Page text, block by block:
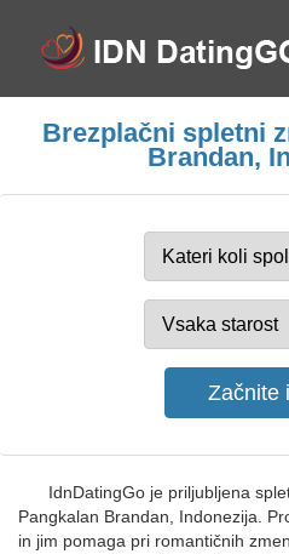
Brezplačni spletni
Brandan,
IdnDatingGo je priljubljena
Pangkalan Brandan, Indonezija.
in jim pomaga pri romantičnih